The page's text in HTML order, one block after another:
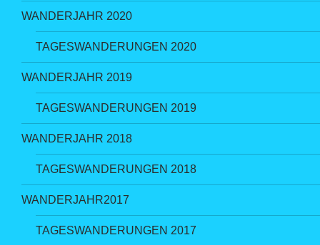
WANDERJAHR 2020
TAGESWANDERUNGEN 2020
WANDERJAHR 2019
TAGESWANDERUNGEN 2019
WANDERJAHR 2018
TAGESWANDERUNGEN 2018
WANDERJAHR2017
TAGESWANDERUNGEN 2017